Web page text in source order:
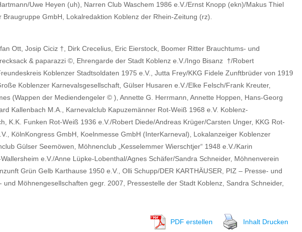
Uwe Heyen (uh), Narren Club Waschem 1986 e.V./Ernst Knopp (ekn)/Makus Thiel
GmbH, Lokalredaktion Koblenz der Rhein-Zeitung (rz).
Ott, Josip Ciciz †, Dirk Crecelius, Eric Eierstock, Boomer Ritter Brauchtums- und
& paparazzi ©, Ehrengarde der Stadt Koblenz e.V./Ingo Bisanz †/Robert
Koblenzer Stadtsoldaten 1975 e.V., Jutta Frey/KKG Fidele Zunftbrüder von 1919
Koblenzer Karnevalsgesellschaft, Gülser Husaren e.V./Elke Felsch/Frank Kreuter,
(Wappen der Mediendengeler © ), Annette G. Herrmann, Annette Hoppen, Hans-Georg
Kallenbach M.A., Karnevalclub Kapuzemänner Rot-Weiß 1968 e.V. Koblenz-
K.K. Funken Rot-Weiß 1936 e.V./Robert Diede/Andreas Krüger/Carsten Unger, KKG Rot-
KölnKongress GmbH, Koelnmesse GmbH (InterKarneval), Lokalanzeiger Koblenzer
Gülser Seemöwen, Möhnenclub „Kesselemmer Wierschtjer“ 1948 e.V./Karin
e.V./Anne Lüpke-Lobenthal/Agnes Schäfer/Sandra Schneider, Möhnenverein
Grün Gelb Karthause 1950 e.V., Olli Schupp/DER KARTHÄUSER, PIZ – Presse- und
Möhnengesellschaften gegr. 2007, Pressestelle der Stadt Koblenz, Sandra Schneider,
PDF erstellen Inhalt Drucken